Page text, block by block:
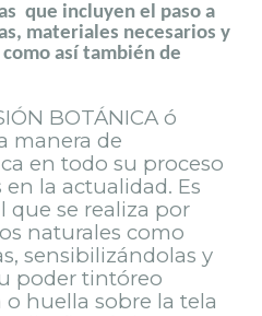
que incluyen el paso a
materiales necesarios y
así también de
BOTÁNICA ó
manera de
en todo su proceso
la actualidad. Es
que se realiza por
naturales como
sensibilizándolas y
poder tintóreo
huella sobre la tela